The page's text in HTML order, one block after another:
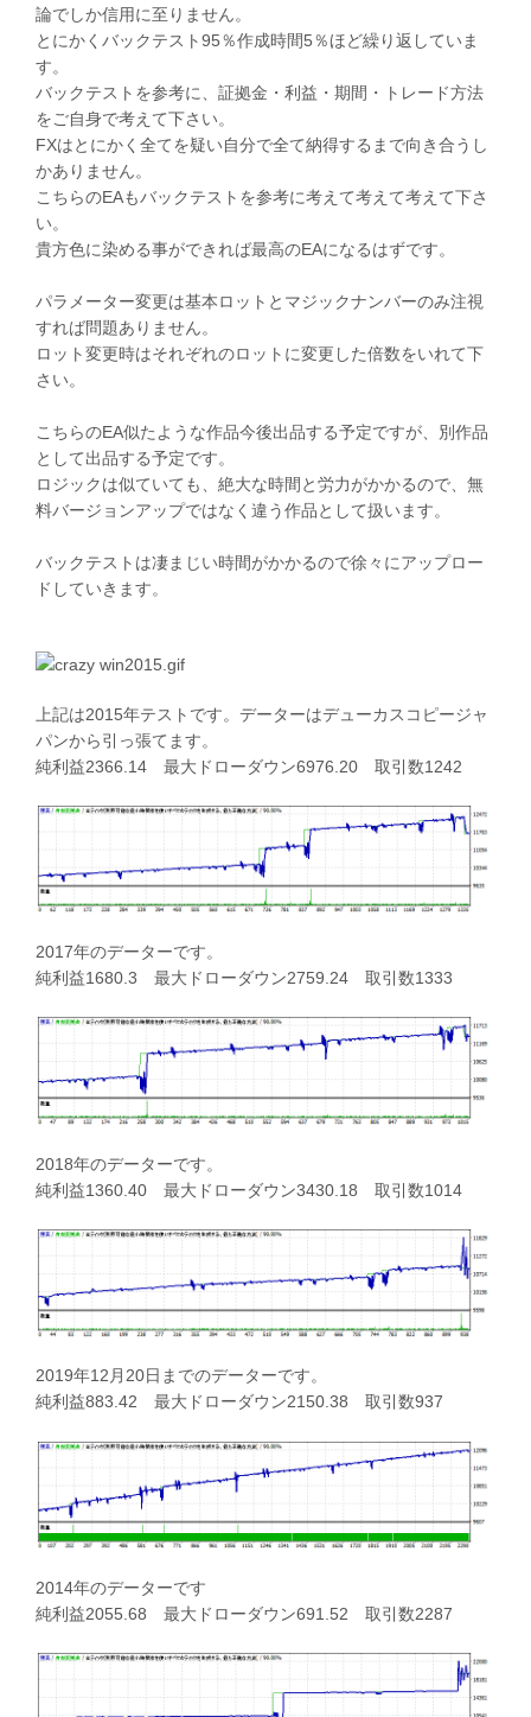
論でしか信用に至りません。
とにかくバックテスト95％作成時間5％ほど繰り返していま
す。
バックテストを参考に、証拠金・利益・期間・トレード方法
をご自身で考えて下さい。
FXはとにかく全てを疑い自分で全て納得するまで向き合うし
かありません。
こちらのEAもバックテストを参考に考えて考えて考えて下さ
い。
貴方色に染める事ができれば最高のEAになるはずです。
パラメーター変更は基本ロットとマジックナンバーのみ注視
すれば問題ありません。
ロット変更時はそれぞれのロットに変更した倍数をいれて下
さい。
こちらのEA似たような作品今後出品する予定ですが、別作品
として出品する予定です。
ロジックは似ていても、絶大な時間と労力がかかるので、無
料バージョンアップではなく違う作品として扱います。
バックテストは凄まじい時間がかかるので徐々にアップロー
ドしていきます。
上記は2015年テストです。データーはデューカスコピージャ
パンから引っ張てます。
純利益2366.14 最大ドローダウン6976.20 取引数1242
2017年のデーターです。
純利益1680.3 最大ドローダウン2759.24 取引数1333
2018年のデーターです。
純利益1360.40 最大ドローダウン3430.18 取引数1014
2019年12月20日までのデーターです。
純利益883.42 最大ドローダウン2150.38 取引数937
2014年のデーターです
純利益2055.68 最大ドローダウン691.52 取引数2287